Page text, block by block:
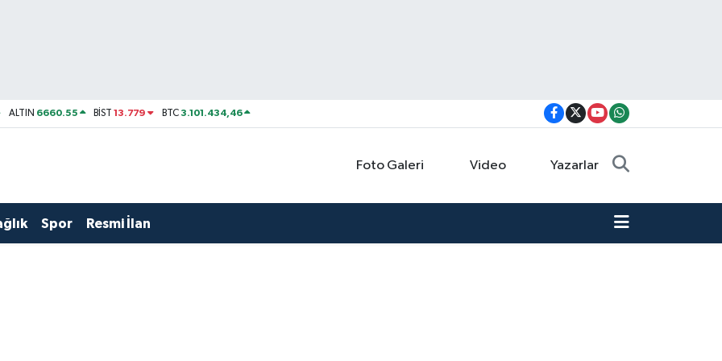
ALTIN 6660.55 BİST13.779 BTC3.101.434,46
Foto Galeri Video Yazarlar
Spor Resmi İlan